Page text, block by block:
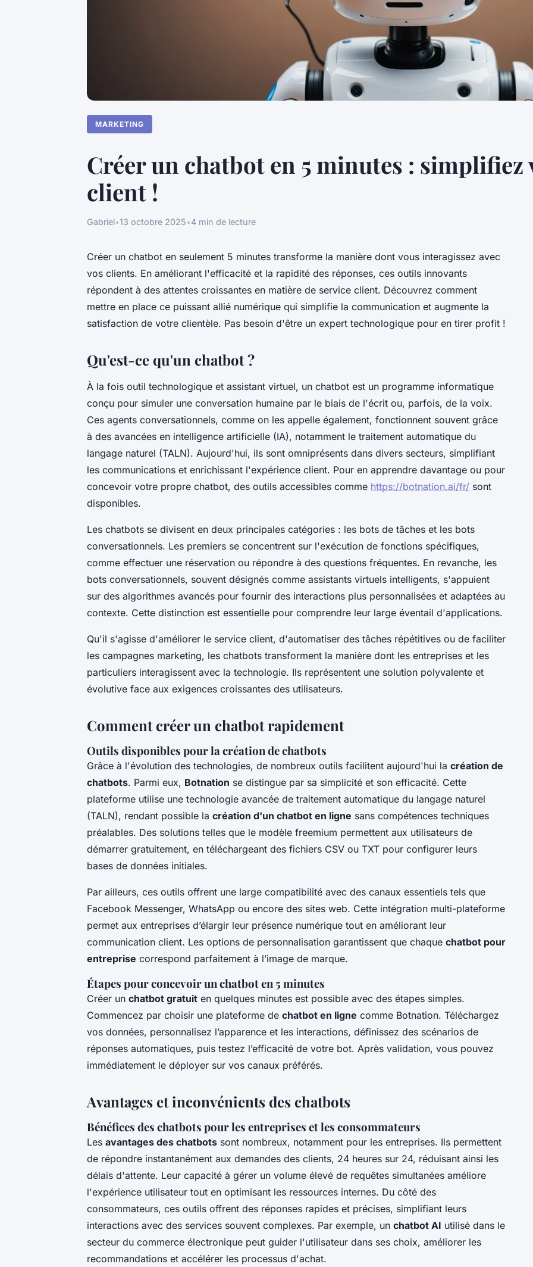
MARKETING
Créer un chatbot en 5 minutes : simplifiez
client !
Gabriel•13 octobre 2025•4 min de lecture
Créer un chatbot en seulement 5 minutes transforme la manière dont vous interagissez avec
vos clients. En améliorant l'efficacité et la rapidité des réponses, ces outils innovants
répondent à des attentes croissantes en matière de service client. Découvrez comment
mettre en place ce puissant allié numérique qui simplifie la communication et augmente la
satisfaction de votre clientèle. Pas besoin d'être un expert technologique pour en tirer profit !
Qu'est-ce qu'un chatbot ?
À la fois outil technologique et assistant virtuel, un chatbot est un programme informatique
conçu pour simuler une conversation humaine par le biais de l'écrit ou, parfois, de la voix.
Ces agents conversationnels, comme on les appelle également, fonctionnent souvent grâce
à des avancées en intelligence artificielle (IA), notamment le traitement automatique du
langage naturel (TALN). Aujourd'hui, ils sont omniprésents dans divers secteurs, simplifiant
les communications et enrichissant l'expérience client. Pour en apprendre davantage ou pour
concevoir votre propre chatbot, des outils accessibles comme https://botnation.ai/fr/ sont
disponibles.
Les chatbots se divisent en deux principales catégories : les bots de tâches et les bots
conversationnels. Les premiers se concentrent sur l'exécution de fonctions spécifiques,
comme effectuer une réservation ou répondre à des questions fréquentes. En revanche, les
bots conversationnels, souvent désignés comme assistants virtuels intelligents, s'appuient
sur des algorithmes avancés pour fournir des interactions plus personnalisées et adaptées au
contexte. Cette distinction est essentielle pour comprendre leur large éventail d'applications.
Qu'il s'agisse d'améliorer le service client, d'automatiser des tâches répétitives ou de faciliter
les campagnes marketing, les chatbots transforment la manière dont les entreprises et les
particuliers interagissent avec la technologie. Ils représentent une solution polyvalente et
évolutive face aux exigences croissantes des utilisateurs.
Comment créer un chatbot rapidement
Outils disponibles pour la création de chatbots
Grâce à l'évolution des technologies, de nombreux outils facilitent aujourd'hui la création de
chatbots. Parmi eux, Botnation se distingue par sa simplicité et son efficacité. Cette
plateforme utilise une technologie avancée de traitement automatique du langage naturel
(TALN), rendant possible la création d'un chatbot en ligne sans compétences techniques
préalables. Des solutions telles que le modèle freemium permettent aux utilisateurs de
démarrer gratuitement, en téléchargeant des fichiers CSV ou TXT pour configurer leurs
bases de données initiales.
Par ailleurs, ces outils offrent une large compatibilité avec des canaux essentiels tels que
Facebook Messenger, WhatsApp ou encore des sites web. Cette intégration multi-plateforme
permet aux entreprises d’élargir leur présence numérique tout en améliorant leur
communication client. Les options de personnalisation garantissent que chaque chatbot pour
entreprise correspond parfaitement à l’image de marque.
Étapes pour concevoir un chatbot en 5 minutes
Créer un chatbot gratuit en quelques minutes est possible avec des étapes simples.
Commencez par choisir une plateforme de chatbot en ligne comme Botnation. Téléchargez
vos données, personnalisez l’apparence et les interactions, définissez des scénarios de
réponses automatiques, puis testez l’efficacité de votre bot. Après validation, vous pouvez
immédiatement le déployer sur vos canaux préférés.
Avantages et inconvénients des chatbots
Bénéfices des chatbots pour les entreprises et les consommateurs
Les avantages des chatbots sont nombreux, notamment pour les entreprises. Ils permettent
de répondre instantanément aux demandes des clients, 24 heures sur 24, réduisant ainsi les
délais d'attente. Leur capacité à gérer un volume élevé de requêtes simultanées améliore
l'expérience utilisateur tout en optimisant les ressources internes. Du côté des
consommateurs, ces outils offrent des réponses rapides et précises, simplifiant leurs
interactions avec des services souvent complexes. Par exemple, un chatbot AI utilisé dans le
secteur du commerce électronique peut guider l'utilisateur dans ses choix, améliorer les
recommandations et accélérer les processus d'achat.